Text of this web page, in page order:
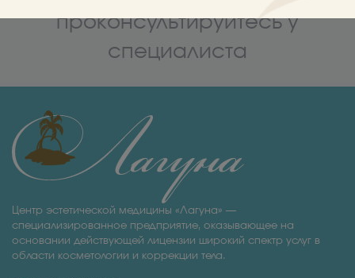
проконсультируйтесь у
специалиста
Центр эстетической медицины «Лагуна» —
специализированное предприятие, оказывающее на
основании действующей лицензии широкий спектр услуг в
области косметологии и коррекции тела.